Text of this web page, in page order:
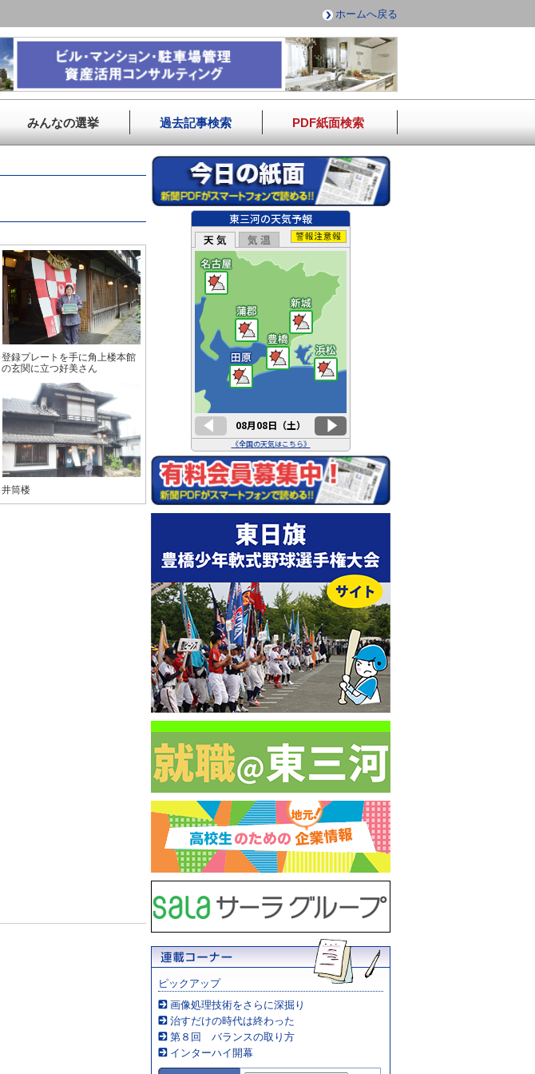
ホームへ戻る
みんなの選挙 過去記事検索 PDF紙面検索
登録プレートを手に角上楼本館
の玄関に立つ好美さん
井筒楼
ピックアップ
画像処理技術をさらに深掘り
治すだけの時代は終わった
第８回 バランスの取り方
インターハイ開幕